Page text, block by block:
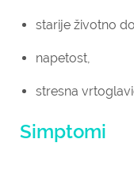
starije životno
napetost,
stresna